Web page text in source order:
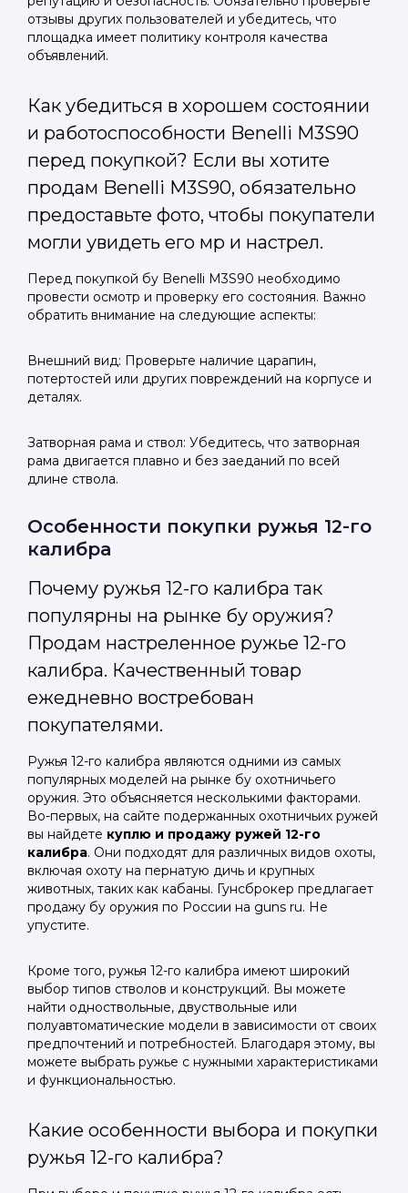
отзывы других пользователей и убедитесь, что
площадка имеет политику контроля качества
объявлений.
Как убедиться в хорошем состоянии
и работоспособности Benelli M3S90
перед покупкой? Если вы хотите
продам Benelli M3S90, обязательно
предоставьте фото, чтобы покупатели
могли увидеть его мр и настрел.
Перед покупкой бу Benelli M3S90 необходимо
провести осмотр и проверку его состояния. Важно
обратить внимание на следующие аспекты:
Внешний вид: Проверьте наличие царапин,
потертостей или других повреждений на корпусе и
деталях.
Затворная рама и ствол: Убедитесь, что затворная
рама двигается плавно и без заеданий по всей
длине ствола.
Особенности покупки ружья 12-го
калибра
Почему ружья 12-го калибра так
популярны на рынке бу оружия?
Продам настреленное ружье 12-го
калибра. Качественный товар
ежедневно востребован
покупателями.
Ружья 12-го калибра являются одними из самых
популярных моделей на рынке бу охотничьего
оружия. Это объясняется несколькими факторами.
Во-первых, на сайте подержанных охотничьих ружей
вы найдете куплю и продажу ружей 12-го
калибра. Они подходят для различных видов охоты,
включая охоту на пернатую дичь и крупных
животных, таких как кабаны. Гунсброкер предлагает
продажу бу оружия по России на guns ru. Не
упустите.
Кроме того, ружья 12-го калибра имеют широкий
выбор типов стволов и конструкций. Вы можете
найти одноствольные, двуствольные или
полуавтоматические модели в зависимости от своих
предпочтений и потребностей. Благодаря этому, вы
можете выбрать ружье с нужными характеристиками
и функциональностью.
Какие особенности выбора и покупки
ружья 12-го калибра?